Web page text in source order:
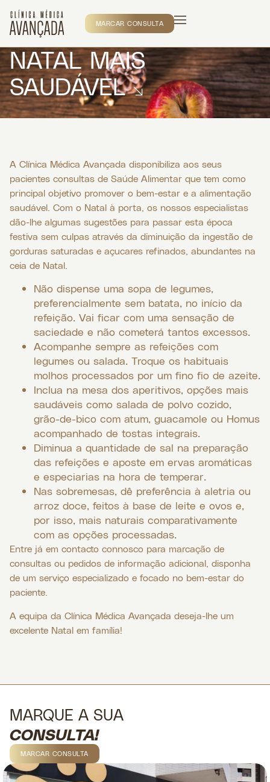
MARCAR CONSULTA
NATAL MAIS
SAUDÁVEL
A Clínica Médica Avançada disponibiliza aos seus
pacientes consultas de Saúde Alimentar que tem como
principal objetivo promover o bem-estar e a alimentação
saudável. Com o Natal à porta, os nossos especialistas
dão-lhe algumas sugestões para passar esta época
festiva sem culpas através da diminuição da ingestão de
gorduras saturadas e açucares refinados, abundantes na
ceia de Natal.
Não dispense uma sopa de legumes,
preferencialmente sem batata, no início da
refeição. Vai ficar com uma sensação de
saciedade e não cometerá tantos excessos.
Acompanhe sempre as refeições com
legumes ou salada. Troque os habituais
molhos processados por um fino fio de azeite.
Inclua na mesa dos aperitivos, opções mais
saudáveis como salada de polvo cozido,
grão-de-bico com atum, guacamole ou Homus
acompanhado de tostas integrais.
Diminua a quantidade de sal na preparação
das refeições e aposte em ervas aromáticas
e especiarias na hora de temperar.
Nas sobremesas, dê preferência à aletria ou
arroz doce, feitos à base de leite e ovos e,
por isso, mais naturais comparativamente
com as opções processadas.
Entre já em contacto connosco para marcação de
consultas ou pedidos de informação adicional, disponha
de um serviço especializado e focado no bem-estar do
paciente.
A equipa da Clínica Médica Avançada deseja-lhe um
excelente Natal em família!
MARQUE A SUA
CONSULTA!
MARCAR CONSULTA